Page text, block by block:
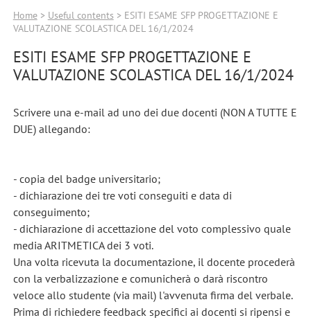
Home> Useful contents > ESITI ESAME SFP PROGETTAZIONE E
VALUTAZIONE SCOLASTICA DEL 16/1/2024
ESITI ESAME SFP PROGETTAZIONE E
VALUTAZIONE SCOLASTICA DEL 16/1/2024
Scrivere una e-mail ad uno dei due docenti (NON A TUTTE E
DUE) allegando:
- copia del badge universitario;
- dichiarazione dei tre voti conseguiti e data di
conseguimento;
- dichiarazione di accettazione del voto complessivo quale
media ARITMETICA dei 3 voti.
Una volta ricevuta la documentazione, il docente procederà
con la verbalizzazione e comunicherà o darà riscontro
veloce allo studente (via mail) l'avvenuta firma del verbale.
Prima di richiedere feedback specifici ai docenti si ripensi e